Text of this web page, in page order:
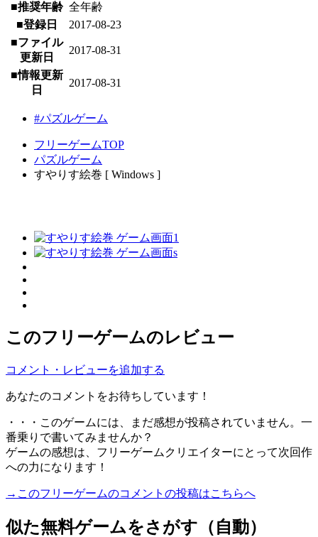
■推奨年齢 全年齢
■登録日
2017-08-23
■ファイル
更新日
2017-08-31
■情報更新
日
2017-08-31
#パズルゲーム
フリーゲームTOP
パズルゲーム
すやりす絵巻 [ Windows ]
このフリーゲームのレビュー
コメント・レビューを追加する
あなたのコメントをお待ちしています！
・・・このゲームには、まだ感想が投稿されていません。一
番乗りで書いてみませんか？
ゲームの感想は、フリーゲームクリエイターにとって次回作
への力になります！
→このフリーゲームのコメントの投稿はこちらへ
似た無料ゲームをさがす（自動）